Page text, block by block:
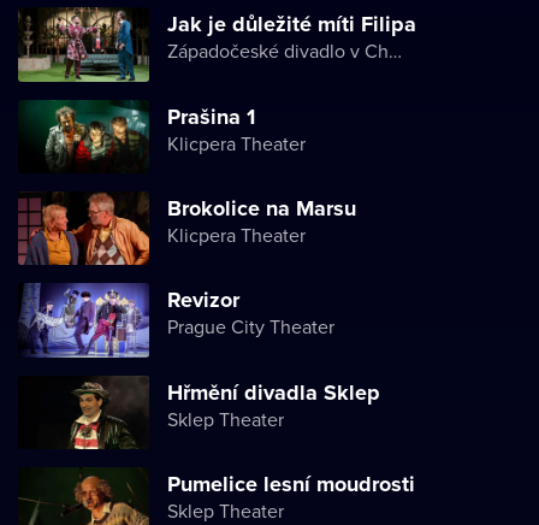
Jak je důležité míti Filipa
Západočeské divadlo v Chebu
Prašina 1
Klicpera Theater
Brokolice na Marsu
Klicpera Theater
Revizor
Prague City Theater
Hřmění divadla Sklep
Sklep Theater
Pumelice lesní moudrosti
Sklep Theater